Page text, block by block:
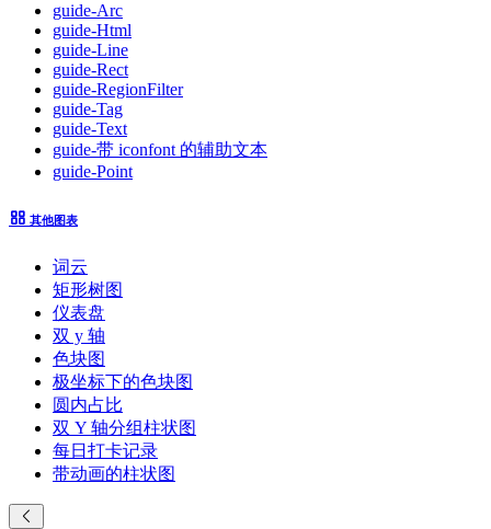
guide-Arc
guide-Html
guide-Line
guide-Rect
guide-RegionFilter
guide-Tag
guide-Text
guide-带 iconfont 的辅助文本
guide-Point
其他图表
词云
矩形树图
仪表盘
双 y 轴
色块图
极坐标下的色块图
圆内占比
双 Y 轴分组柱状图
每日打卡记录
带动画的柱状图